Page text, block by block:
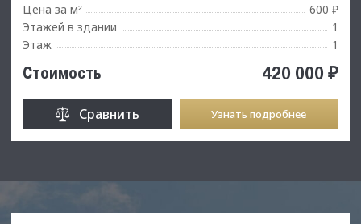
Цена за м²
600 ₽
Этажей в здании
1
Этаж
1
Стоимость 420 000 ₽
Сравнить Узнать подробнее